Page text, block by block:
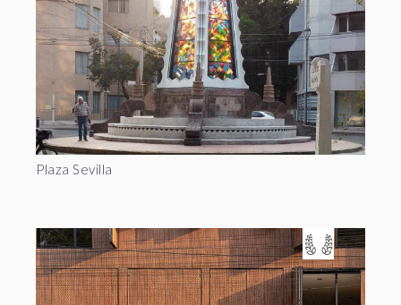
Plaza Sevilla